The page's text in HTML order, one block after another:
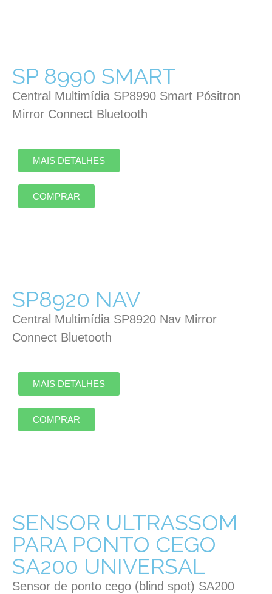
SP 8990 SMART
Central Multimídia SP8990 Smart Pósitron
Mirror Connect Bluetooth
MAIS DETALHES
COMPRAR
SP8920 NAV
Central Multimídia SP8920 Nav Mirror
Connect Bluetooth
MAIS DETALHES
COMPRAR
SENSOR ULTRASSOM
PARA PONTO CEGO
SA200 UNIVERSAL
Sensor de ponto cego (blind spot) SA200